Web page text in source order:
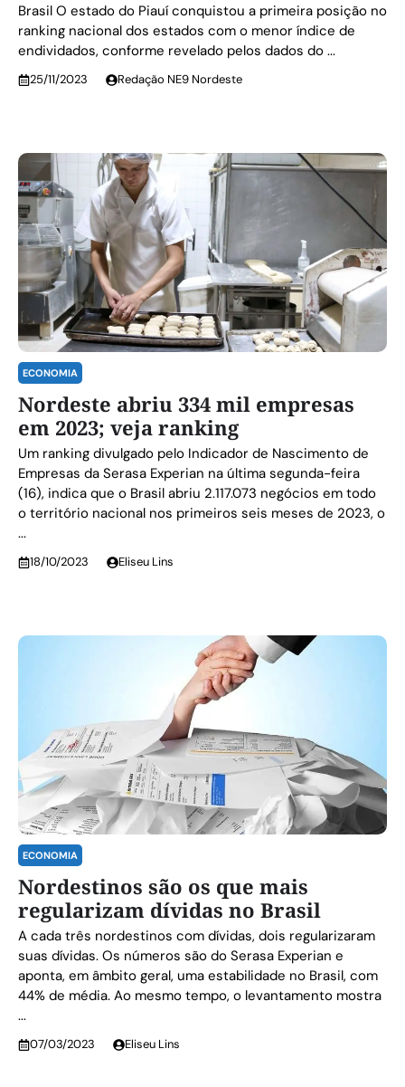
Brasil O estado do Piauí conquistou a primeira posição no
ranking nacional dos estados com o menor índice de
endividados, conforme revelado pelos dados do ...
25/11/2023 Redação NE9 Nordeste
ECONOMIA
Nordeste abriu 334 mil empresas
em 2023; veja ranking
Um ranking divulgado pelo Indicador de Nascimento de
Empresas da Serasa Experian na última segunda-feira
(16), indica que o Brasil abriu 2.117.073 negócios em todo
o território nacional nos primeiros seis meses de 2023, o
...
18/10/2023 Eliseu Lins
ECONOMIA
Nordestinos são os que mais
regularizam dívidas no Brasil
A cada três nordestinos com dívidas, dois regularizaram
suas dívidas. Os números são do Serasa Experian e
aponta, em âmbito geral, uma estabilidade no Brasil, com
44% de média. Ao mesmo tempo, o levantamento mostra
...
07/03/2023 Eliseu Lins